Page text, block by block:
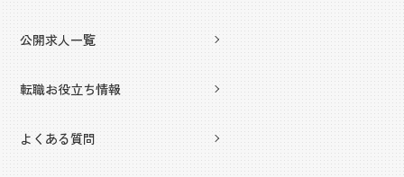
公開求人一覧
転職お役立ち情報
よくある質問